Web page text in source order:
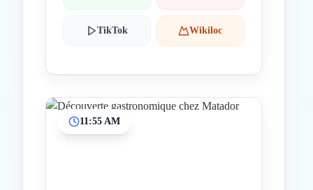
TikTok Wikiloc
11:55 AM